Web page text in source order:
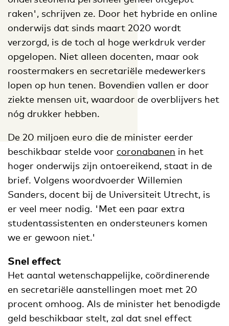
raken', schrijven ze. Door het hybride en online
onderwijs dat sinds maart 2020 wordt
verzorgd, is de toch al hoge werkdruk verder
opgelopen. Niet alleen docenten, maar ook
roostermakers en secretariële medewerkers
lopen op hun tenen. Bovendien vallen er door
ziekte mensen uit, waardoor de overblijvers het
nóg drukker hebben.
De 20 miljoen euro die de minister eerder
beschikbaar stelde voor coronabanen in het
hoger onderwijs zijn ontoereikend, staat in de
brief. Volgens woordvoerder Willemien
Sanders, docent bij de Universiteit Utrecht, is
er veel meer nodig. 'Met een paar extra
studentassistenten en ondersteuners komen
we er gewoon niet.'
Snel effect
Het aantal wetenschappelijke, coördinerende
en secretariële aanstellingen moet met 20
procent omhoog. Als de minister het benodigde
geld beschikbaar stelt, zal dat snel effect